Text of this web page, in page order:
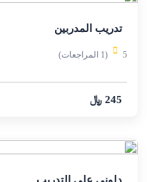
تدريب المدربين
5 (1 المراجعات)
245 ﷼
دلونى على التدريب